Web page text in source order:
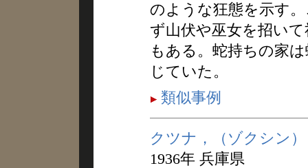
のような狂態を示す
ず山伏や巫女を招い
もある。蛇持ちの家
じていた。
類似事例
クツナ，（ゾクシン）
1936年 兵庫県